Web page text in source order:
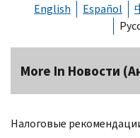
English Español
More In Новости
Налоговые